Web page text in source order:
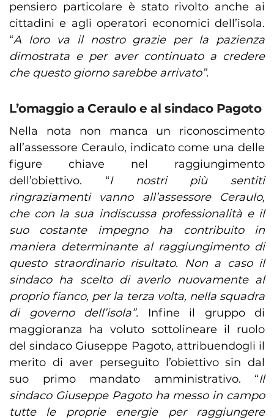
pensiero particolare è stato rivolto anche ai
cittadini e agli operatori economici dell’isola.
“A loro va il nostro grazie per la pazienza
dimostrata e per aver continuato a credere
che questo giorno sarebbe arrivato”.
L’omaggio a Ceraulo e al sindaco Pagoto
Nella nota non manca un riconoscimento
all’assessore Ceraulo, indicato come una delle
figure chiave nel raggiungimento
dell’obiettivo. “I nostri più sentiti
ringraziamenti vanno all’assessore Ceraulo,
che con la sua indiscussa professionalità e il
suo costante impegno ha contribuito in
maniera determinante al raggiungimento di
questo straordinario risultato. Non a caso il
sindaco ha scelto di averlo nuovamente al
proprio fianco, per la terza volta, nella squadra
di governo dell’isola”. Infine il gruppo di
maggioranza ha voluto sottolineare il ruolo
del sindaco Giuseppe Pagoto, attribuendogli il
merito di aver perseguito l’obiettivo sin dal
suo primo mandato amministrativo. “Il
sindaco Giuseppe Pagoto ha messo in campo
tutte le proprie energie per raggiungere